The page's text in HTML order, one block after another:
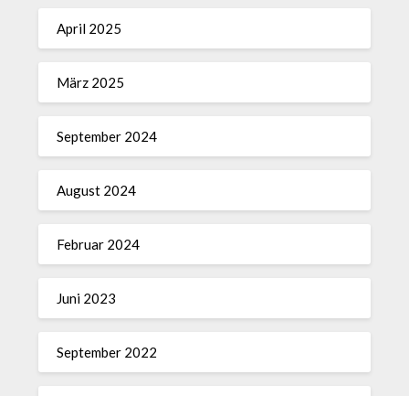
April 2025
März 2025
September 2024
August 2024
Februar 2024
Juni 2023
September 2022